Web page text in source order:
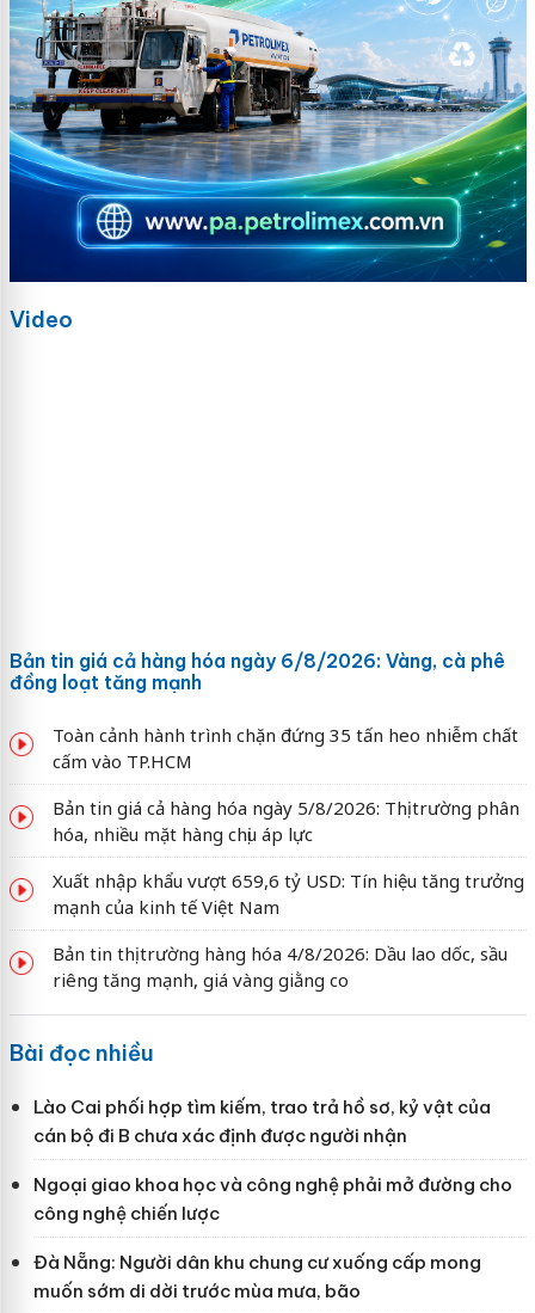
Video
Bản tin giá cả hàng hóa ngày 6/8/2026: Vàng, cà phê
đồng loạt tăng mạnh
Toàn cảnh hành trình chặn đứng 35 tấn heo nhiễm chất
cấm vào TP.HCM
Bản tin giá cả hàng hóa ngày 5/8/2026: Thị trường phân
hóa, nhiều mặt hàng chịu áp lực
Xuất nhập khẩu vượt 659,6 tỷ USD: Tín hiệu tăng trưởng
mạnh của kinh tế Việt Nam
Bản tin thị trường hàng hóa 4/8/2026: Dầu lao dốc, sầu
riêng tăng mạnh, giá vàng giằng co
Bài đọc nhiều
Lào Cai phối hợp tìm kiếm, trao trả hồ sơ, kỷ vật của
cán bộ đi B chưa xác định được người nhận
Ngoại giao khoa học và công nghệ phải mở đường cho
công nghệ chiến lược
Đà Nẵng: Người dân khu chung cư xuống cấp mong
muốn sớm di dời trước mùa mưa, bão